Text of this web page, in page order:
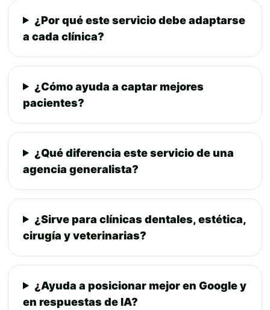
¿Por qué este servicio debe adaptarse
a cada clínica?
¿Cómo ayuda a captar mejores
pacientes?
¿Qué diferencia este servicio de una
agencia generalista?
¿Sirve para clínicas dentales, estética,
cirugía y veterinarias?
¿Ayuda a posicionar mejor en Google y
en respuestas de IA?